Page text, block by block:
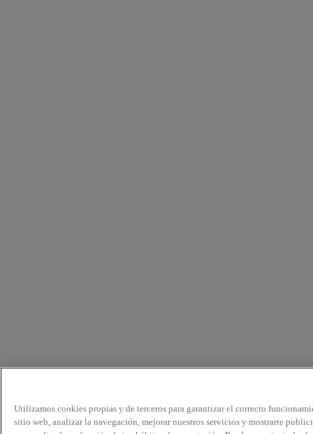
Utilizamos cookies propias y de terceros para garantizar el correcto
sitio web, analizar la navegación, mejorar nuestros servicios y mostrarte